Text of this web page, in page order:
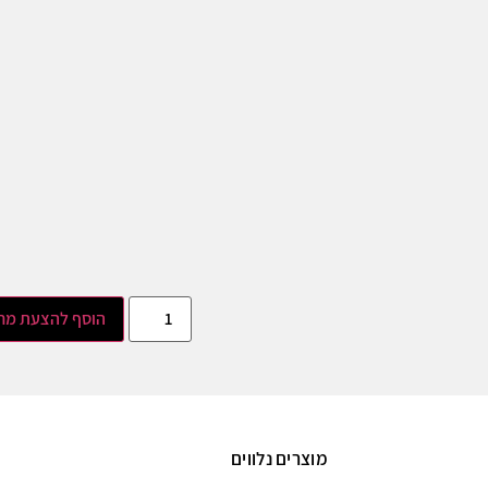
הוסף להצעת
מוצרים נלווים